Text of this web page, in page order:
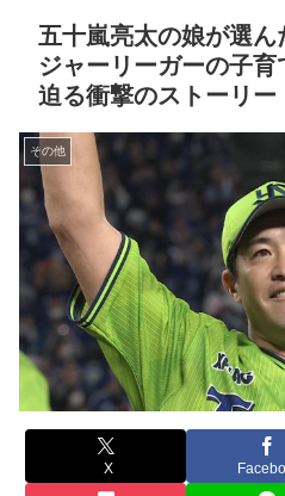
五十嵐亮太の娘が選ん
ジャーリーガーの子
迫る衝撃のストーリー
その他
X